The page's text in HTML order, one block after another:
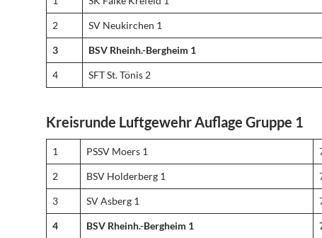
2 SV Neukirchen 1
3 BSV Rheinh.-Bergheim 1
4 SFT St. Tönis 2
Kreisrunde Luftgewehr Auflage Gruppe 1
1 PSSV Moers 1
2 BSV Holderberg 1
3 SV Asberg 1
4 BSV Rheinh.-Bergheim 1